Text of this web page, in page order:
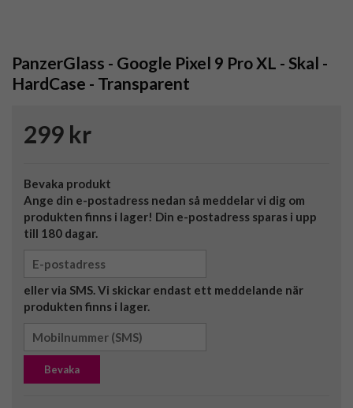
PanzerGlass - Google Pixel 9 Pro XL - Skal -
HardCase - Transparent
299 kr
Bevaka produkt
Ange din e-postadress nedan så meddelar vi dig om
produkten finns i lager! Din e-postadress sparas i upp
till 180 dagar.
eller via SMS. Vi skickar endast ett meddelande när
produkten finns i lager.
Bevaka